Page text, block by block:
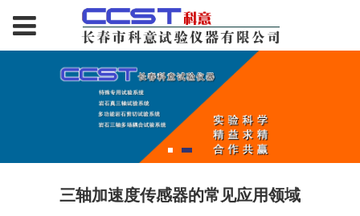
三轴加速度传感器的常见应用领域